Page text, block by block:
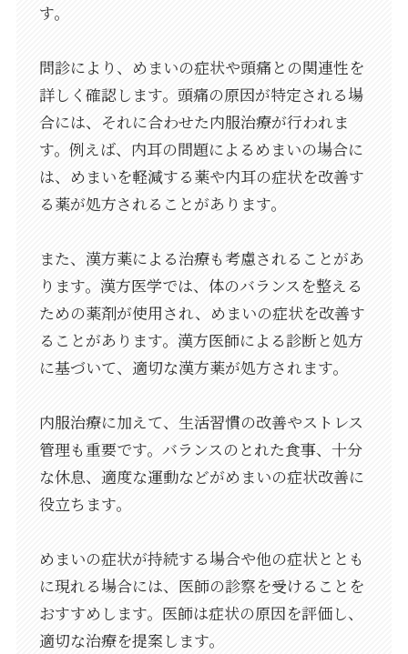
す。
問診により、めまいの症状や頭痛との関連性を
詳しく確認します。頭痛の原因が特定される場
合には、それに合わせた内服治療が行われま
す。例えば、内耳の問題によるめまいの場合に
は、めまいを軽減する薬や内耳の症状を改善す
る薬が処方されることがあります。
また、漢方薬による治療も考慮されることがあ
ります。漢方医学では、体のバランスを整える
ための薬剤が使用され、めまいの症状を改善す
ることがあります。漢方医師による診断と処方
に基づいて、適切な漢方薬が処方されます。
内服治療に加えて、生活習慣の改善やストレス
管理も重要です。バランスのとれた食事、十分
な休息、適度な運動などがめまいの症状改善に
役立ちます。
めまいの症状が持続する場合や他の症状ととも
に現れる場合には、医師の診察を受けることを
おすすめします。医師は症状の原因を評価し、
適切な治療を提案します。